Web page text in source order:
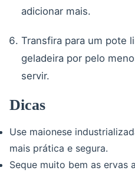
adicionar mais.
Transfira para um pote
geladeira por pelo
servir.
Dicas
Use maionese
mais prática e segura.
Seque muito bem as ervas